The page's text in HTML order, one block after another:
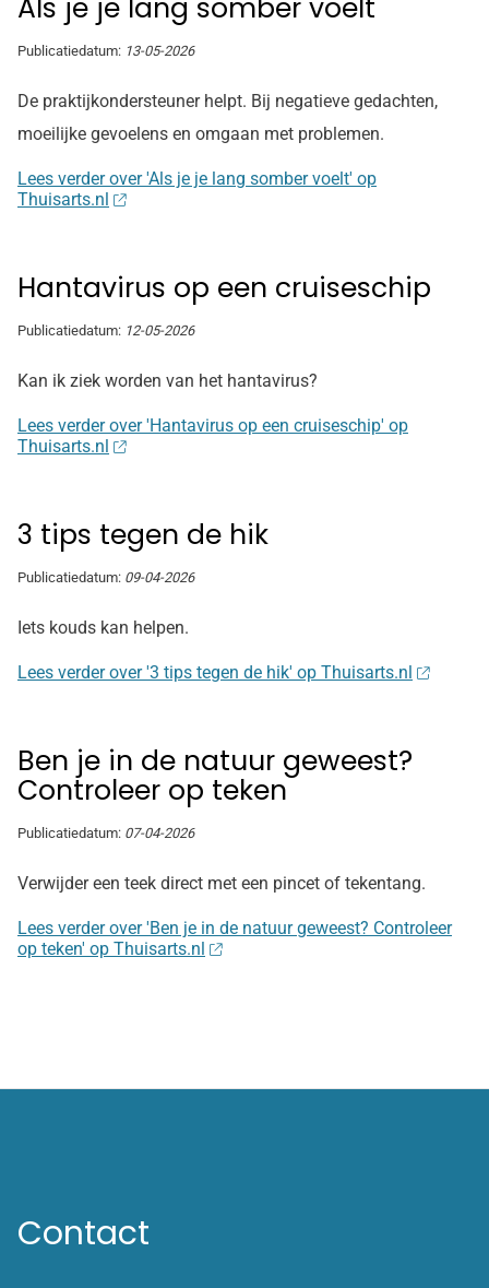
Als je je lang somber voelt
Publicatiedatum: 13-05-2026
De praktijkondersteuner helpt. Bij negatieve gedachten,
moeilijke gevoelens en omgaan met problemen.
Lees verder over 'Als je je lang somber voelt' op
Thuisarts.nl
Hantavirus op een cruiseschip
Publicatiedatum: 12-05-2026
Kan ik ziek worden van het hantavirus?
Lees verder over 'Hantavirus op een cruiseschip' op
Thuisarts.nl
3 tips tegen de hik
Publicatiedatum: 09-04-2026
Iets kouds kan helpen.
Lees verder over '3 tips tegen de hik' op Thuisarts.nl
Ben je in de natuur geweest?
Controleer op teken
Publicatiedatum: 07-04-2026
Verwijder een teek direct met een pincet of tekentang.
Lees verder over 'Ben je in de natuur geweest? Controleer
op teken' op Thuisarts.nl
Contact